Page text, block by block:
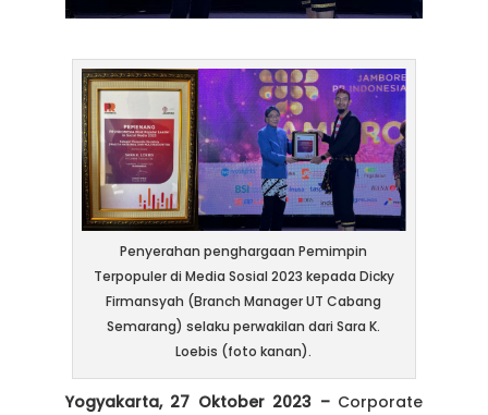
Penyerahan penghargaan Pemimpin
Terpopuler di Media Sosial 2023 kepada Dicky
Firmansyah (Branch Manager UT Cabang
Semarang) selaku perwakilan dari Sara K.
Loebis (foto kanan).
Yogyakarta, 27 Oktober 2023 – Corporate